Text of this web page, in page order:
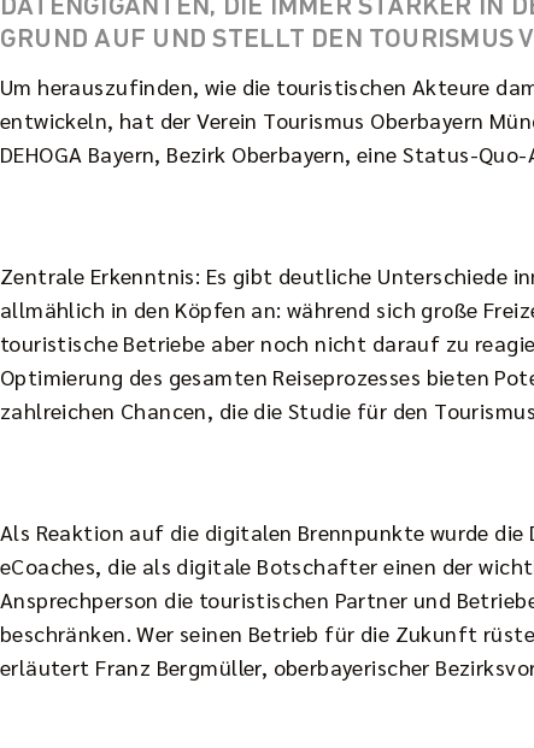
DATENGIGANTEN, DIE IMMER STÄRKER IN
GRUND AUF UND STELLT DEN TOURISMUS
Um herauszufinden, wie die touristischen Akteure
entwickeln, hat der Verein Tourismus Oberbayern
DEHOGA Bayern, Bezirk Oberbayern, eine Status-
Zentrale Erkenntnis: Es gibt deutliche Unterschiede
allmählich in den Köpfen an: während sich große
touristische Betriebe aber noch nicht darauf zu
Optimierung des gesamten Reiseprozesses bieten
zahlreichen Chancen, die die Studie für den
Als Reaktion auf die digitalen Brennpunkte wurde
eCoaches, die als digitale Botschafter einen der
Ansprechperson die touristischen Partner und
beschränken. Wer seinen Betrieb für die Zukunft
erläutert Franz Bergmüller, oberbayerischer